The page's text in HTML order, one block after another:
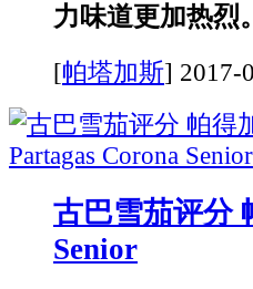
力味道更加热烈
[帕塔加斯]
古巴雪茄评分
Senior